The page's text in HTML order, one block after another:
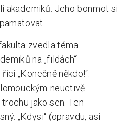
akademiků. Jeho bonmot si
zvedla téma
na „fildách“
„Konečně někdo!“.
neuctivě.
jako sen. Ten
„Kdysi“ (opravdu, asi